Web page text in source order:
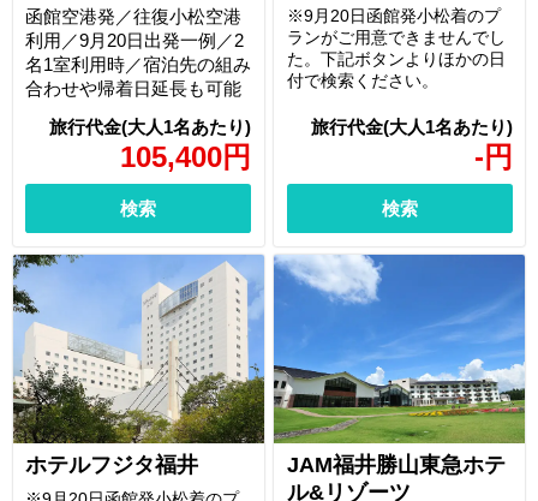
105,400円
函館空港発／往復小松空港
利用／9月20日出発一例／2
名1室利用時／宿泊先の組み
合わせや帰着日延長も可能
検索
- 円
※9月20日函館発小松着のプ
ランがご用意できませんでし
た。下記ボタンよりほかの日
付で検索ください。
検索
ホテルフジタ福井
JAM福井勝山東急ホテ
ル&リゾーツ